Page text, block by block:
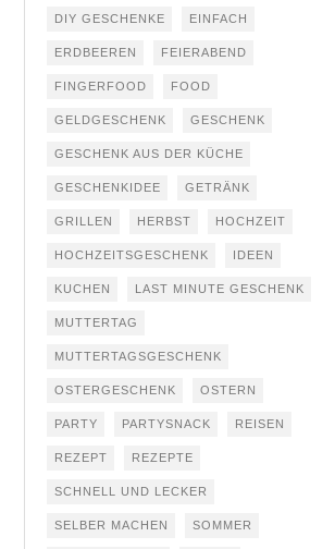
DIY GESCHENKE EINFACH
ERDBEEREN FEIERABEND
FINGERFOOD FOOD
GELDGESCHENK GESCHENK
GESCHENK AUS DER KÜCHE
GESCHENKIDEE GETRÄNK
GRILLEN HERBST HOCHZEIT
HOCHZEITSGESCHENK IDEEN
KUCHEN LAST MINUTE GESCHENK
MUTTERTAG
MUTTERTAGSGESCHENK
OSTERGESCHENK OSTERN
PARTY PARTYSNACK REISEN
REZEPT REZEPTE
SCHNELL UND LECKER
SELBER MACHEN SOMMER